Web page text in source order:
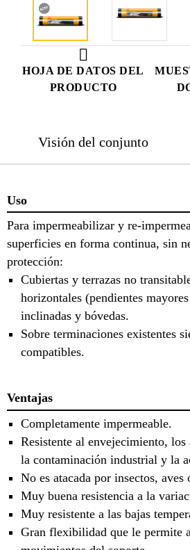
HOJA DE DATOS DEL
PRODUCTO
Visión del conjunto
Uso
Para impermeabilizar y re-
superficies en forma continua, sin
protección:
Cubiertas y terrazas no
horizontales (pendientes
inclinadas y bóvedas.
Sobre terminaciones existentes
compatibles.
Ventajas
Completamente impermeable.
Resistente al envejecimiento, los
la contaminación industrial y la
No es atacada por insectos, aves
Muy buena resistencia a la
Muy resistente a las bajas
Gran flexibilidad que le permite